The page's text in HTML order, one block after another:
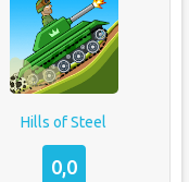
Hills of Steel
0,0